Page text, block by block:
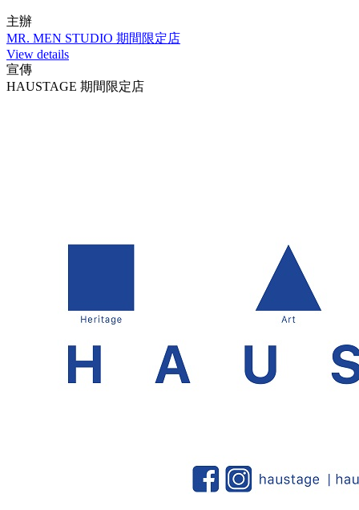
主辦
MR. MEN STUDIO 期間限定店
View details
宣傳
HAUSTAGE 期間限定店